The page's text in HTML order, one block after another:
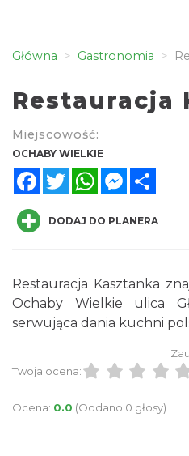
Główna Gastronomia
Restauracja
Miejscowość:
OCHABY WIELKIE
FacebookTwitterWhatsApp
DODAJ DO PLANERA
Restauracja Kasztanka
Ochaby Wielkie ulica
serwująca dania kuchni
Twoja ocena:
Ocena: 0.0 (Oddano 0 głosy)